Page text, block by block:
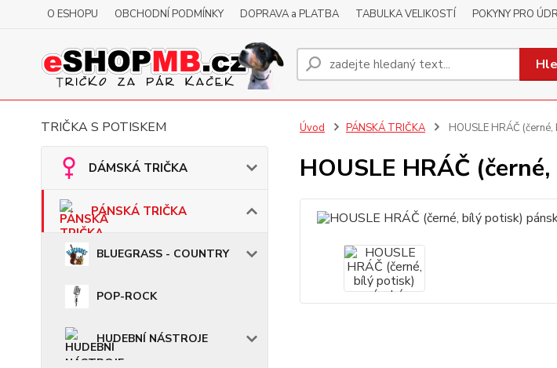
O ESHOPU OBCHODNÍ PODMÍNKY DOPRAVA a PLATBA TABULKA VELIKOSTÍ POKYNY PRO
TRIČKA S POTISKEM
DÁMSKÁ TRIČKA
PÁNSKÁ TRIČKA
BLUEGRASS - COUNTRY
POP-ROCK
HUDEBNÍ NÁSTROJE
Úvod PÁNSKÁ TRIČKA HOUSLE HRÁČ
HOUSLE HRÁČ